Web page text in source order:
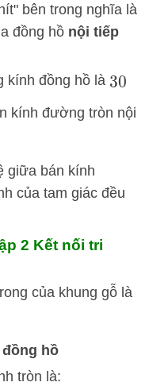
bên trong nghĩa là
đồng hồ nội tiếp
kính đồng hồ là 30
kính đường tròn nội
giữa bán kính
của tam giác đều
2 Kết nối tri
của khung gỗ là
hồ
tròn là: